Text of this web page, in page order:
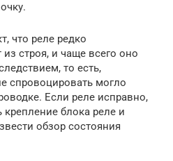
что реле редко
строя, и чаще всего оно
то есть,
спровоцировать могло
Если реле исправно,
крепление блока реле и
обзор состояния